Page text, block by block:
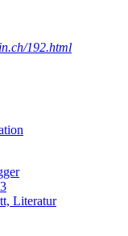
192.html
Literatur